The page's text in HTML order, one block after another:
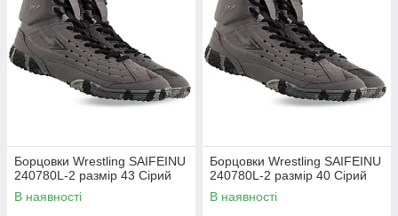
Борцовки Wrestling SAIFEINU
240780L-2 размір 43 Сірий
В наявності
Борцовки Wrestling SAIFEINU
240780L-2 размір 40 Сірий
В наявності